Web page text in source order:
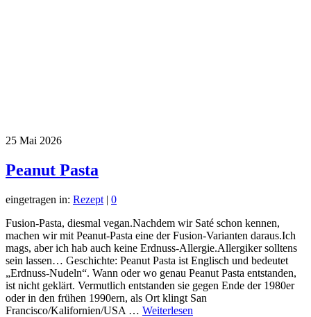
25 Mai 2026
Peanut Pasta
eingetragen in: Rezept | 0
Fusion-Pasta, diesmal vegan.Nachdem wir Saté schon kennen,
machen wir mit Peanut-Pasta eine der Fusion-Varianten daraus.Ich
mags, aber ich hab auch keine Erdnuss-Allergie.Allergiker solltens
sein lassen… Geschichte: Peanut Pasta ist Englisch und bedeutet
„Erdnuss-Nudeln“. Wann oder wo genau Peanut Pasta entstanden,
ist nicht geklärt. Vermutlich entstanden sie gegen Ende der 1980er
oder in den frühen 1990ern, als Ort klingt San
Francisco/Kalifornien/USA … Weiterlesen